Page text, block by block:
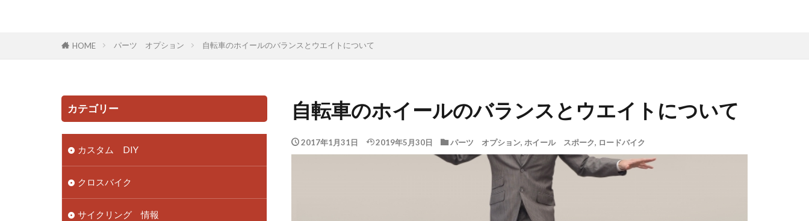
HOME パーツ オプション 自転車のホイールのバランスとウエイトについて
自転車のホイールのバランスとウエイトについて
2017年1月31日 2019年5月30日 パーツ オプション, ホイール スポーク, ロードバイク
カテゴリー
カスタム DIY
クロスバイク
サイクリング 情報